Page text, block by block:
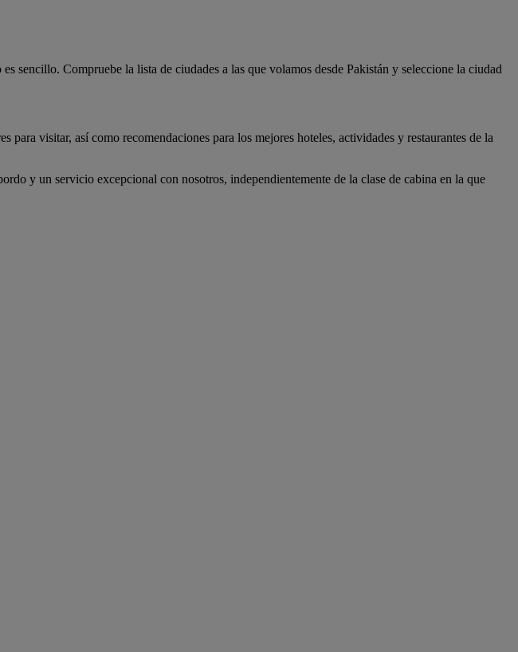
sencillo. Compruebe la lista de ciudades a las que volamos desde Pakistán y seleccione la ciudad
visitar, así como recomendaciones para los mejores hoteles, actividades y restaurantes de la
y un servicio excepcional con nosotros, independientemente de la clase de cabina en la que